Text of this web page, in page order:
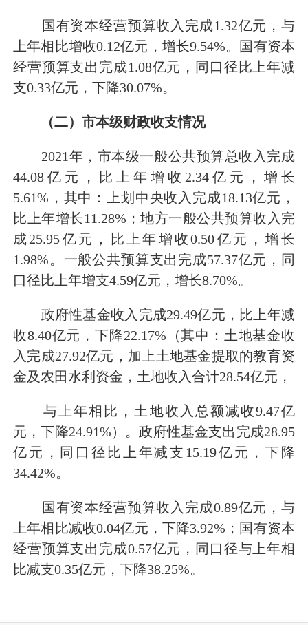
国有资本经营预算收入完成1.32亿元，与
上年相比增收0.12亿元，增长9.54%。国有资本
经营预算支出完成1.08亿元，同口径比上年减
支0.33亿元，下降30.07%。
（二）市本级财政收支情况
2021年，市本级一般公共预算总收入完成
44.08亿元，比上年增收2.34亿元，增长
5.61%，其中：上划中央收入完成18.13亿元，
比上年增长11.28%；地方一般公共预算收入完
成25.95亿元，比上年增收0.50亿元，增长
1.98%。一般公共预算支出完成57.37亿元，同
口径比上年增支4.59亿元，增长8.70%。
政府性基金收入完成29.49亿元，比上年减
收8.40亿元，下降22.17%（其中：土地基金收
入完成27.92亿元，加上土地基金提取的教育资
金及农田水利资金，土地收入合计28.54亿元，
与上年相比，土地收入总额减收9.47亿
元，下降24.91%）。政府性基金支出完成28.95
亿元，同口径比上年减支15.19亿元，下降
34.42%。
国有资本经营预算收入完成0.89亿元，与
上年相比减收0.04亿元，下降3.92%；国有资本
经营预算支出完成0.57亿元，同口径与上年相
比减支0.35亿元，下降38.25%。